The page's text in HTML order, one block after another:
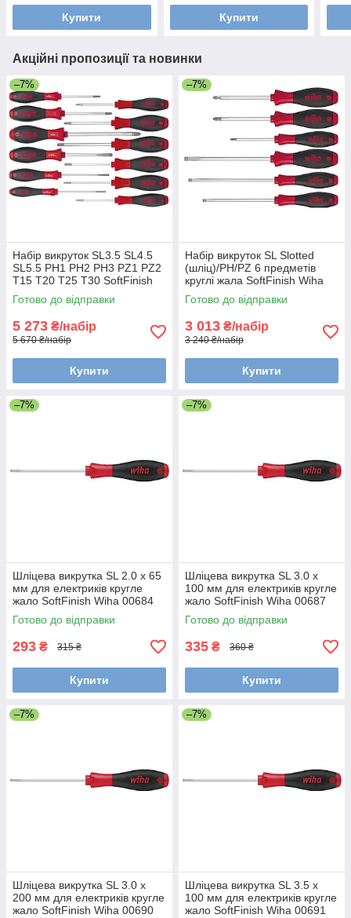
Купити Купити
Акційні пропозиції та новинки
–7%
Набір викруток SL3.5 SL4.5
SL5.5 PH1 PH2 PH3 PZ1 PZ2
T15 T20 T25 T30 SoftFinish
Wiha 41002
Готово до відправки
5 273 ₴/набір
5 670 ₴/набір
Купити
–7%
Набір викруток SL Slotted
(шліц)/PH/PZ 6 предметів
круглі жала SoftFinish Wiha
26113
Готово до відправки
3 013 ₴/набір
3 240 ₴/набір
Купити
–7%
Шліцева викрутка SL 2.0 х 65
мм для електриків кругле
жало SoftFinish Wiha 00684
Готово до відправки
293 ₴ 315 ₴
Купити
–7%
Шліцева викрутка SL 3.0 х
100 мм для електриків кругле
жало SoftFinish Wiha 00687
Готово до відправки
335 ₴ 360 ₴
Купити
–7%
Шліцева викрутка SL 3.0 х
200 мм для електриків кругле
жало SoftFinish Wiha 00690
–7%
Шліцева викрутка SL 3.5 х
100 мм для електриків кругле
жало SoftFinish Wiha 00691